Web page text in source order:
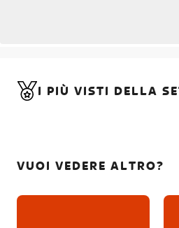
I PIÙ VISTI DELLA
VUOI VEDERE ALTRO?